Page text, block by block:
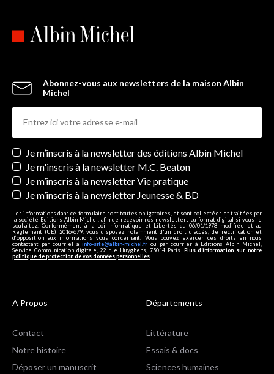
Abonnez-vous aux newsletters de la maison Albin
Michel
Newsletters
Je m’inscris à la newsletter des éditions Albin Michel
Je m'inscris à la newsletter M.C. Beaton
Je m’inscris à la newsletter Vie pratique
Je m’inscris à la newsletter Jeunesse & BD
Les informations dans ce formulaire sont toutes obligatoires, et sont collectées et traitées par
la société Editions Albin Michel, afin de recevoir nos newsletters au format digital si vous le
souhaitez. Conformément à la Loi Informatique et Libertés du 06/01/1978 modifiée et au
Règlement (UE) 2016/679, vous disposez notamment d'un droit d'accès, de rectification et
d’opposition aux informations vous concernant. Vous pouvez exercer ces droits en nous
contactant par courriel à info-site@albin-michel.fr ou par courrier à Editions Albin Michel,
Service Communication digitale, 22 rue Huyghens, 75014 Paris. Plus d’information sur notre
politique de protection de vos données personnelles
A Propos
Contact
Notre histoire
Déposer un manuscrit
Départements
Littérature
Essais & docs
Sciences humaines